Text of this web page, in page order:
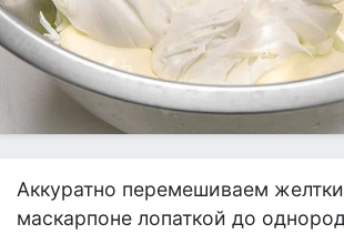
Аккуратно перемешиваем
маскарпоне лопаткой до